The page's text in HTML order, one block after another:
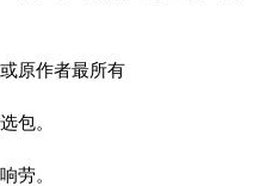
原作者最所有
包。
劳。